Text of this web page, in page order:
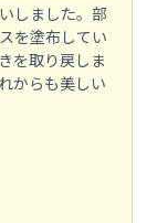
しました。部
を塗布してい
を取り戻しま
からも美しい